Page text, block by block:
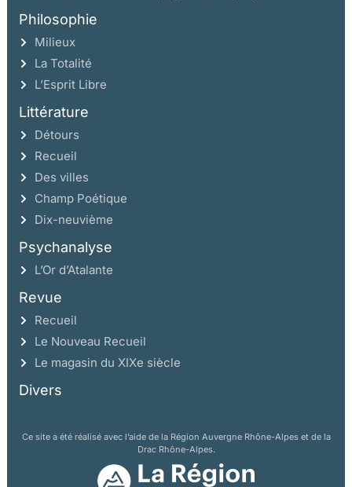
Philosophie
Milieux
La Totalité
L’Esprit Libre
Littérature
Détours
Recueil
Des villes
Champ Poétique
Dix-neuvième
Psychanalyse
L’Or d’Atalante
Revue
Recueil
Le Nouveau Recueil
Le magasin du XIXe siècle
Divers
Ce site a été réalisé avec l’aide de la Région Auvergne Rhône-Alpes et de la
Drac Rhône-Alpes.